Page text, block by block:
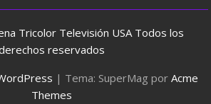
Tricolor Televisión USA Todos los
reservados
| Tema: SuperMag por Acme
Themes